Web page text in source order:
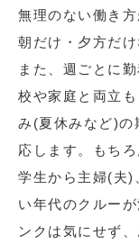
無理のない働き
朝だけ・夕方だけ
また、週ごとに
校や家庭と両立
み(夏休みなど)の
応します。もち
学生から主婦(夫)
い年代のクルー
ンクは気にせず